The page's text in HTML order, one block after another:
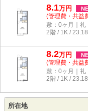
8.1万円
(管理費・共益
敷：0ヶ月｜礼
2階 / 1K /
8.2万円
(管理費・共益
敷：0ヶ月｜礼
2階 / 1K /
所在地